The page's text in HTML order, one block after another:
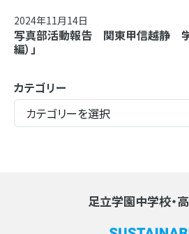
2024年11月14日
写真部活動報告 関東甲信越静 学
編）」
カテゴリー
足立学園中学校・